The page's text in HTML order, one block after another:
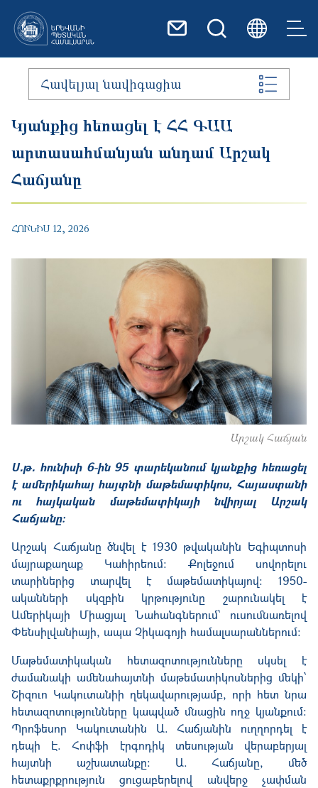
Հավելյալ նավիգացիա
Կյանքից հեռացել է ՀՀ ԳԱԱ
արտասահմանյան անդամ Արշակ
Հաճյանը
ՀՈՒՆԻՍ 12, 2026
Արշակ Հաճյան
Ս․թ․ հունիսի 6-ին 95 տարեկանում կյանքից հեռացել
է ամերիկահայ հայտնի մաթեմատիկոս, Հայաստանի
ու հայկական մաթեմատիկայի նվիրյալ Արշակ
Հաճյանը:
Արշակ Հաճյանը ծնվել է 1930 թվականին Եգիպտոսի
մայրաքաղաք Կահիրեում։ Քոլեջում սովորելու
տարիներից տարվել է մաթեմատիկայով: 1950-
ականների սկզբին կրթությունը շարունակել է
Ամերիկայի Միացյալ Նահանգներում՝ ուսումնառելով
Փենսիլվանիայի, ապա Չիկագոյի համալսարաններում։
Մաթեմատիկական հետազոտությունները սկսել է
ժամանակի ամենահայտնի մաթեմատիկոսներից մեկի՝
Շիզուո Կակուտանիի ղեկավարությամբ, որի հետ նրա
հետազոտությունները կապված մնացին ողջ կյանքում։
Պրոֆեսոր Կակուտանին Ա. Հաճյանին ուղղորդել է
դեպի Է. Հոփֆի էրգոդիկ տեսության վերաբերյալ
հայտնի աշխատանքը: Ա. Հաճյանը, մեծ
հետաքրքրություն ցուցաբերելով անվերջ չափման